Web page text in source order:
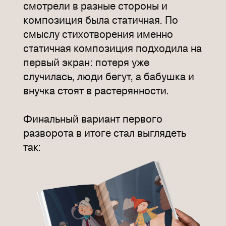
смотрели в разные стороны и
композиция была статичная. По
смыслу стихотворения именно
статичная композиция подходила на
первый экран: потеря уже
случилась, люди бегут, а бабушка и
внучка стоят в растерянности.
Финальный вариант первого
разворота в итоге стал выглядеть
так: